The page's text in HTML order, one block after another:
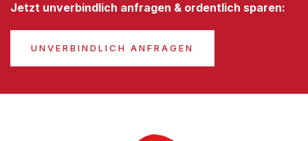
Jetzt unverbindlich anfragen & ordentlich sparen:
UNVERBINDLICH ANFRAGEN